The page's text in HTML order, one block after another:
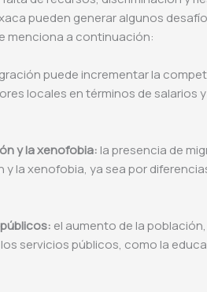
pueden generar algunos
menciona a continuación:
puede incrementar la
locales en términos de salarios
y la xenofobia: la presencia de
y la xenofobia, ya sea por
el aumento de la
servicios públicos, como la